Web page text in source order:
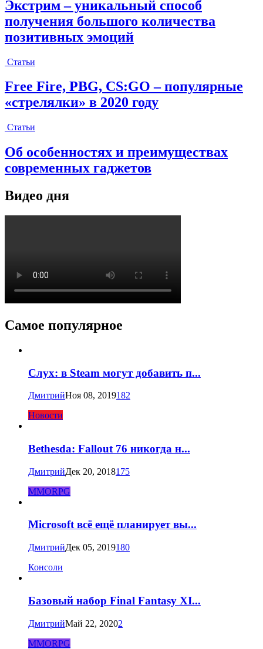
Экстрим – уникальный способ
получения большого количества
позитивных эмоций
Статьи
Free Fire, PBG, CS:GO – популярные
«стрелялки» в 2020 году
Статьи
Об особенностях и преимуществах
современных гаджетов
Видео дня
Самое популярное
Слух: в Steam могут добавить п...
ДмитрийНоя 08, 2019182
Новости
Bethesda: Fallout 76 никогда н...
ДмитрийДек 20, 2018175
MMORPG
Microsoft всё ещё планирует вы...
ДмитрийДек 05, 2019180
Консоли
Базовый набор Final Fantasy XI...
ДмитрийМай 22, 20202
MMORPG